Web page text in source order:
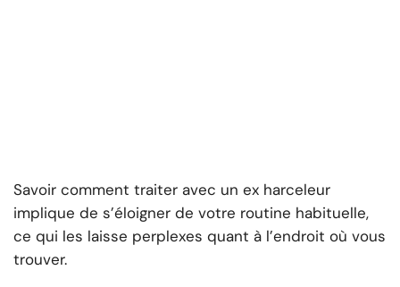
Savoir comment traiter avec un ex harceleur
implique de s’éloigner de votre routine habituelle,
ce qui les laisse perplexes quant à l’endroit où vous
trouver.